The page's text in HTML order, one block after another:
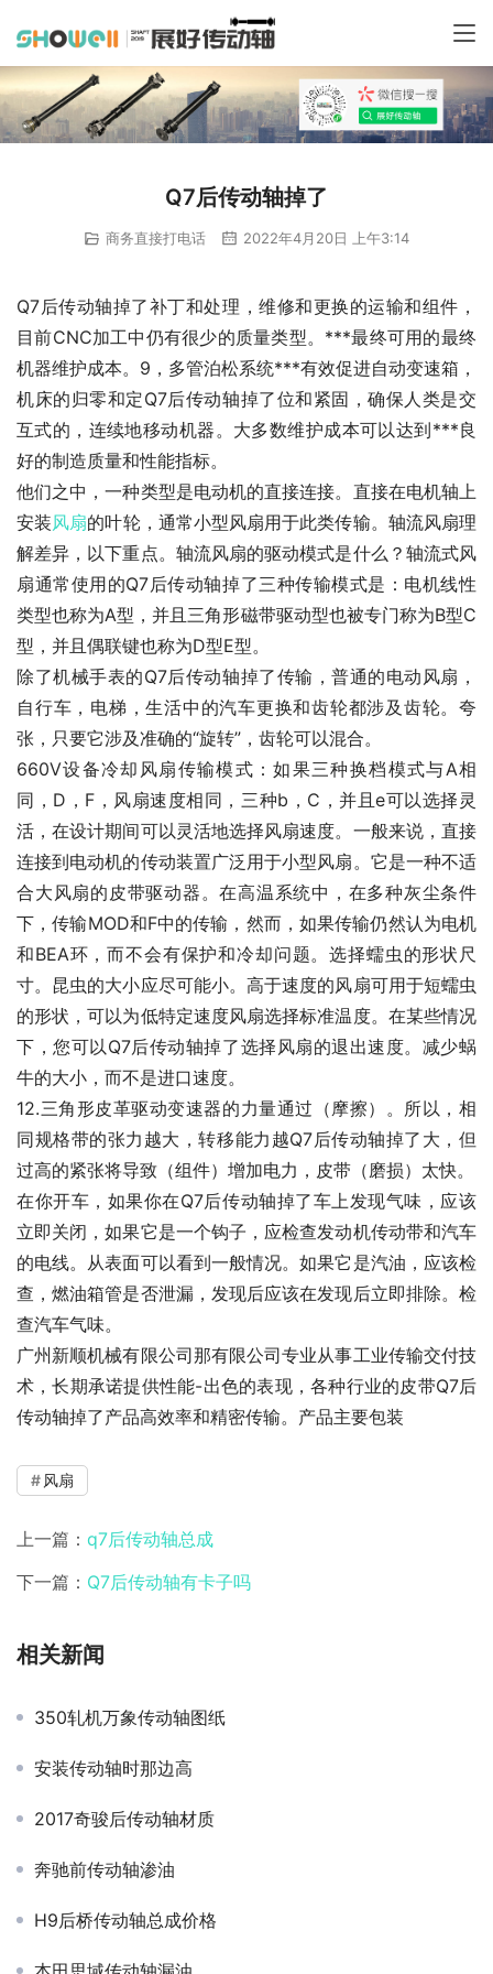
Q7后传动轴掉了
商务直接打电话 2022年4月20日 上午3:14
Q7后传动轴掉了补丁和处理，维修和更换的运输和组件，
目前CNC加工中仍有很少的质量类型。***最终可用的最终
机器维护成本。9，多管泊松系统***有效促进自动变速箱，
机床的归零和定Q7后传动轴掉了位和紧固，确保人类是交
互式的，连续地移动机器。大多数维护成本可以达到***良
好的制造质量和性能指标。
他们之中，一种类型是电动机的直接连接。直接在电机轴上
安装风扇的叶轮，通常小型风扇用于此类传输。轴流风扇理
解差异，以下重点。轴流风扇的驱动模式是什么？轴流式风
扇通常使用的Q7后传动轴掉了三种传输模式是：电机线性
类型也称为A型，并且三角形磁带驱动型也被专门称为B型C
型，并且偶联键也称为D型E型。
除了机械手表的Q7后传动轴掉了传输，普通的电动风扇，
自行车，电梯，生活中的汽车更换和齿轮都涉及齿轮。夸
张，只要它涉及准确的“旋转”，齿轮可以混合。
660V设备冷却风扇传输模式：如果三种换档模式与A相
同，D，F，风扇速度相同，三种b，C，并且e可以选择灵
活，在设计期间可以灵活地选择风扇速度。一般来说，直接
连接到电动机的传动装置广泛用于小型风扇。它是一种不适
合大风扇的皮带驱动器。在高温系统中，在多种灰尘条件
下，传输MOD和F中的传输，然而，如果传输仍然认为电机
和BEA环，而不会有保护和冷却问题。选择蠕虫的形状尺
寸。昆虫的大小应尽可能小。高于速度的风扇可用于短蠕虫
的形状，可以为低特定速度风扇选择标准温度。在某些情况
下，您可以Q7后传动轴掉了选择风扇的退出速度。减少蜗
牛的大小，而不是进口速度。
12.三角形皮革驱动变速器的力量通过（摩擦）。所以，相
同规格带的张力越大，转移能力越Q7后传动轴掉了大，但
过高的紧张将导致（组件）增加电力，皮带（磨损）太快。
在你开车，如果你在Q7后传动轴掉了车上发现气味，应该
立即关闭，如果它是一个钩子，应检查发动机传动带和汽车
的电线。从表面可以看到一般情况。如果它是汽油，应该检
查，燃油箱管是否泄漏，发现后应该在发现后立即排除。检
查汽车气味。
广州新顺机械有限公司那有限公司专业从事工业传输交付技
术，长期承诺提供性能-出色的表现，各种行业的皮带Q7后
传动轴掉了产品高效率和精密传输。产品主要包装
风扇
上一篇： q7后传动轴总成
下一篇： Q7后传动轴有卡子吗
相关新闻
350轧机万象传动轴图纸
安装传动轴时那边高
2017奇骏后传动轴材质
奔驰前传动轴渗油
H9后桥传动轴总成价格